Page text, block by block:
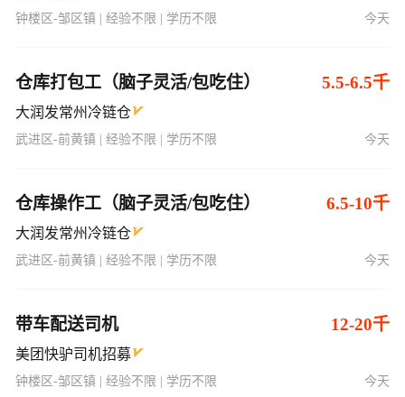
钟楼区-邹区镇 | 经验不限 | 学历不限 今天
仓库打包工（脑子灵活/包吃住） 5.5-6.5千
大润发常州冷链仓
武进区-前黄镇 | 经验不限 | 学历不限 今天
仓库操作工（脑子灵活/包吃住） 6.5-10千
大润发常州冷链仓
武进区-前黄镇 | 经验不限 | 学历不限 今天
带车配送司机 12-20千
美团快驴司机招募
钟楼区-邹区镇 | 经验不限 | 学历不限 今天